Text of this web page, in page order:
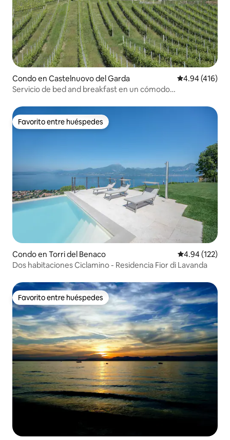
Condo en Castelnuovo del Garda Calificación
4.94 (416)
Servicio de bed and breakfast en un cómodo
Favorito entre huéspedes
Favorito entre huéspedes
Condo en Torri del Benaco Calificación
4.94 (122)
Dos habitaciones Ciclamino - Residencia Fior di Lavanda
Favorito entre huéspedes
Favorito entre huéspedes